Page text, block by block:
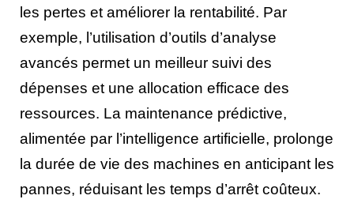
les pertes et améliorer la rentabilité. Par
exemple, l’utilisation d’outils d’analyse
avancés permet un meilleur suivi des
dépenses et une allocation efficace des
ressources. La maintenance prédictive,
alimentée par l’intelligence artificielle, prolonge
la durée de vie des machines en anticipant les
pannes, réduisant les temps d’arrêt coûteux.